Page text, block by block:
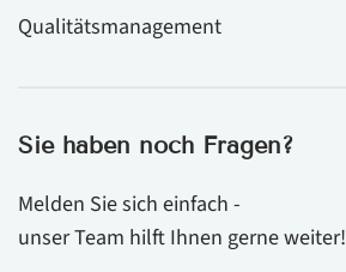
Qualitätsmanagement
Sie haben noch Fragen?
Melden Sie sich einfach -
unser Team hilft Ihnen gerne weiter!